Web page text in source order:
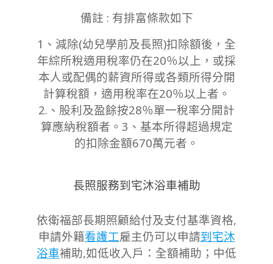
備註 : 有排富條款如下
1、減除(幼兒學前及長照)扣除額後，全
年綜所稅適用稅率仍在20％以上，或採
本人或配偶的薪資所得或各類所得分開
計算稅額，適用稅率在20％以上者。
2.、股利及盈餘按28％單一稅率分開計
算應納稅額者。3、基本所得超過規定
的扣除金額670萬元者。
長照服務到宅沐浴車補助
依衛福部長期照顧給付及支付基準資格,
申請外籍看護工雇主仍可以申請到宅沐
浴車補助,如低收入戶：全額補助；中低